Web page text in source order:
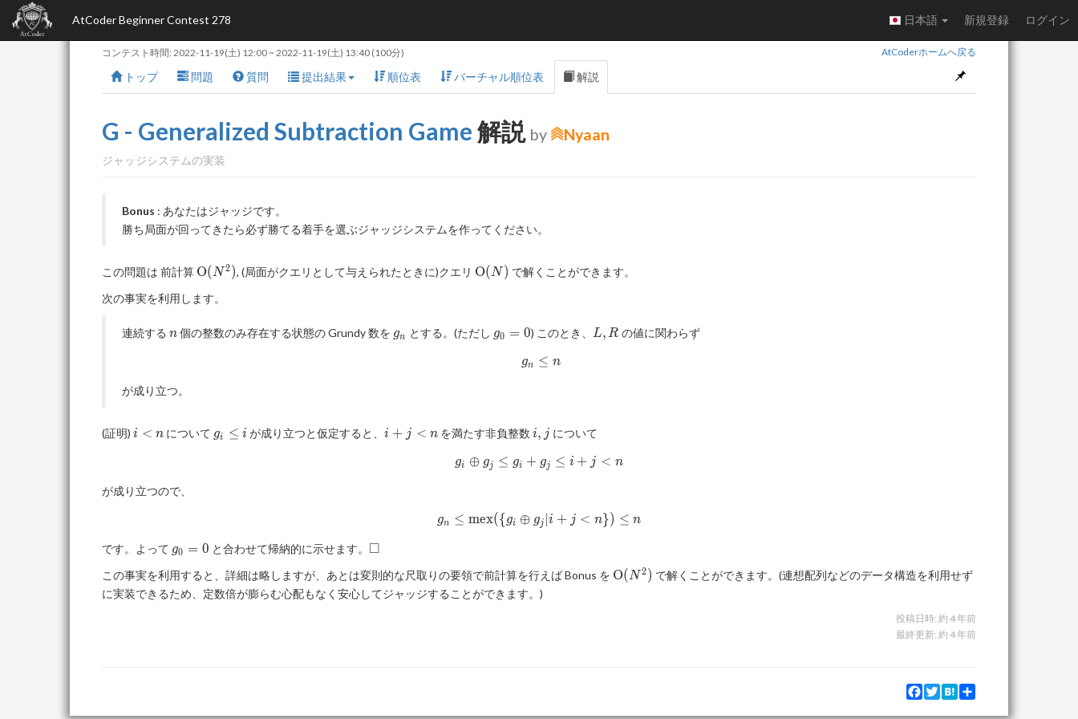
AtCoder Beginner Contest 278 日本語 新規登録 ログイン
コンテスト時間: 2022-11-19(土) 12:00~ 2022-11-19(土) 13:40 (100分) AtCoderホームへ戻る
トップ 問題 質問 提出結果 順位表 バーチャル順位表 解説
G - Generalized Subtraction Game解説 by Nyaan
ジャッジシステムの実装
Bonus : あなたはジャッジです。
勝ち局面が回ってきたら必ず勝てる着手を選ぶジャッジシステムを作ってください。
この問題は 前計算 \mathrm{O}
O(N 2 ), (局面がクエリとして与えられたときに)クエリ \mathrm{O}
O(N ) で解くことができます。
次の事実を利用します。
連続する n
n個の整数のみ存在する状態の Grundy 数を g_n
gn とする。(ただし g_0
g0 = 0) このとき、
L,
L, R の値に関わらず
g_n \leq n
gn ≤ n
が成り立つ。
(証明) i
i < n について g_i
gi ≤ i が成り立つと仮定すると、i+j
i + j < n を満たす非負整数i,
i, j について
g_i \oplus g_j \leq g_i + g_j \leq i + j \lt n
gi ⊕ gj ≤ gi + gj ≤ i + j < n
が成り立つので、
g_n \leq \mathrm{mex}(\lbrace g_i \oplus g_j | i + j < n\rbrace) \leq n
gn ≤ mex({ gi ⊕ gj ∣i + j < n}) ≤ n
です。よって g_0
g0 = 0 と合わせて帰納的に示せます。 \square
□
この事実を利用すると、詳細は略しますが、あとは変則的な尺取りの要領で前計算を行えば Bonus を \mathrm{O}
O(N 2 ) で解くことができます。(連想配列などのデータ構造を利用せず
に実装できるため、定数倍が膨らむ心配もなく安心してジャッジすることができます。)
投稿日時: 約 4 年前
最終更新: 約 4 年前
Facebook
Twitter
Hatena